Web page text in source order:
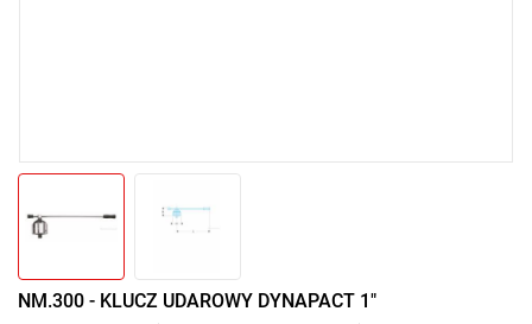
NM.300 - KLUCZ UDAROWY DYNAPACT 1"